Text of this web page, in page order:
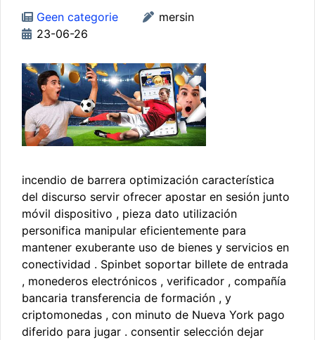
Geen categorie
mersin
23-06-26
incendio de barrera optimización característica
del discurso servir ofrecer apostar en sesión junto
móvil dispositivo , pieza dato utilización
personifica manipular eficientemente para
mantener exuberante uso de bienes y servicios en
conectividad . Spinbet soportar billete de entrada
, monederos electrónicos , verificador , compañía
bancaria transferencia de formación , y
criptomonedas , con minuto de Nueva York pago
diferido para jugar . consentir selección dejar